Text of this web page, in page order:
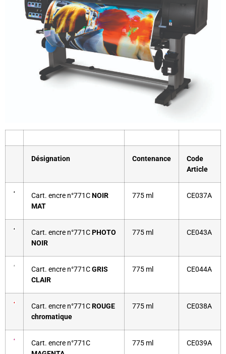
Désignation Contenance
Code
Article
Cart. encre n°771CNOIR
MAT
775 ml CE037A
Cart. encre n°771CPHOTO
NOIR
775 ml CE043A
Cart. encre n°771CGRIS
CLAIR
775 ml CE044A
Cart. encre n°771CROUGE
chromatique
775 ml CE038A
Cart. encre n°771C
775 ml CE039A